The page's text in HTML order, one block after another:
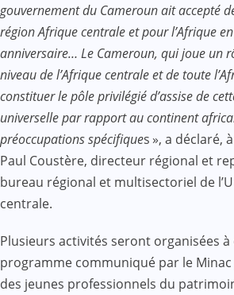
gouvernement du Cameroun ait accepté
région Afrique centrale et pour l’Afrique
anniversaire… Le Cameroun, qui joue un
niveau de l’Afrique centrale et de toute
constituer le pôle privilégié d’assise de
universelle par rapport au continent
préoccupations spécifiques », a déclaré,
Paul Coustère, directeur régional et
bureau régional et multisectoriel de
centrale.
Plusieurs activités seront organisées à
programme communiqué par le
des jeunes professionnels du